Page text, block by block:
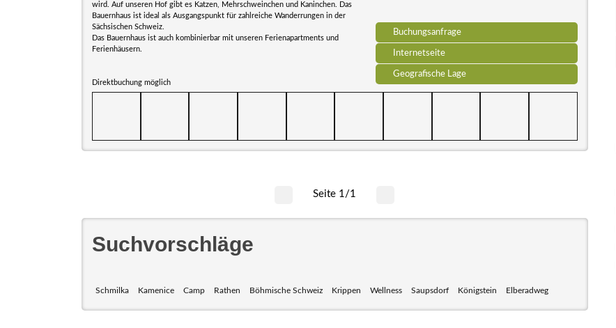
Buchungsanfrage
Internetseite
Geografische Lage
wird. Auf unseren Hof gibt es Katzen, Mehrschweinchen und Kaninchen. Das
Bauernhaus ist ideal als Ausgangspunkt für zahlreiche Wanderrungen in der
Sächsischen Schweiz.
Das Bauernhaus ist auch kombinierbar mit unseren Ferienapartments und
Ferienhäusern.
Direktbuchung möglich
Seite 1/1
Suchvorschläge
Schmilka Kamenice Camp Rathen Böhmische Schweiz Krippen Wellness Saupsdorf Königstein Elberadweg